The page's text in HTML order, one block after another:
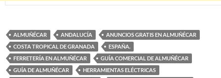
ALMUÑÉCAR ANDALUCÍA
ANUNCIOS GRATIS EN ALMUÑÉCAR
COSTA TROPICAL DE GRANADA
ESPAÑA.
FERRETERÍA EN ALMUÑÉCAR
GUÍA COMERCIAL DE ALMUÑÉCAR
GUÍA DE ALMUÑÉCAR
HERRAMIENTAS ELÉCTRICAS